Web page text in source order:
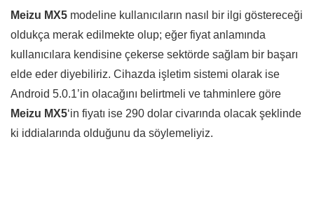
Meizu MX5 modeline kullanıcıların nasıl bir ilgi göstereceği
oldukça merak edilmekte olup; eğer fiyat anlamında
kullanıcılara kendisine çekerse sektörde sağlam bir başarı
elde eder diyebiliriz. Cihazda işletim sistemi olarak ise
Android 5.0.1’in olacağını belirtmeli ve tahminlere göre
Meizu MX5‘in fiyatı ise 290 dolar civarında olacak şeklinde
ki iddialarında olduğunu da söylemeliyiz.